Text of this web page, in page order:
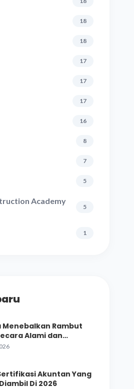
18
18
17
17
17
16
8
7
5
Academy
5
1
Menebalkan Rambut
Alami dan
Salon
Akuntan Yang
Di 2026